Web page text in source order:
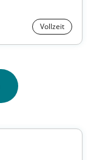
Vollzeit